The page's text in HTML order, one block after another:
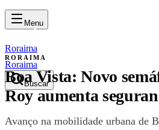
Menu
maisroraima
mais
Roraima
Buscar
Roraima
RORAIMA
Boa Vista: Novo
Roy aumenta
Avanço na mobilidade urbana de